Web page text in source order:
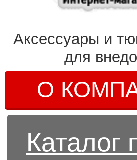
Аксессуары и
для
О
Каталог